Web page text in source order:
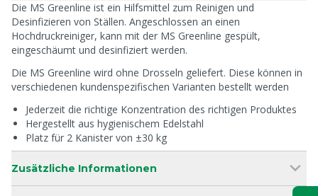
Die MS Greenline ist ein Hilfsmittel zum Reinigen und
Desinfizieren von Ställen. Angeschlossen an einen
Hochdruckreiniger, kann mit der MS Greenline gespült,
eingeschäumt und desinfiziert werden.
Die MS Greenline wird ohne Drosseln geliefert. Diese können in
verschiedenen kundenspezifischen Varianten bestellt werden
Jederzeit die richtige Konzentration des richtigen Produktes
Hergestellt aus hygienischem Edelstahl
Platz für 2 Kanister von ±30 kg
Zusätzliche Informationen